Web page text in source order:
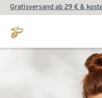
Gratisversand ab 29 € &